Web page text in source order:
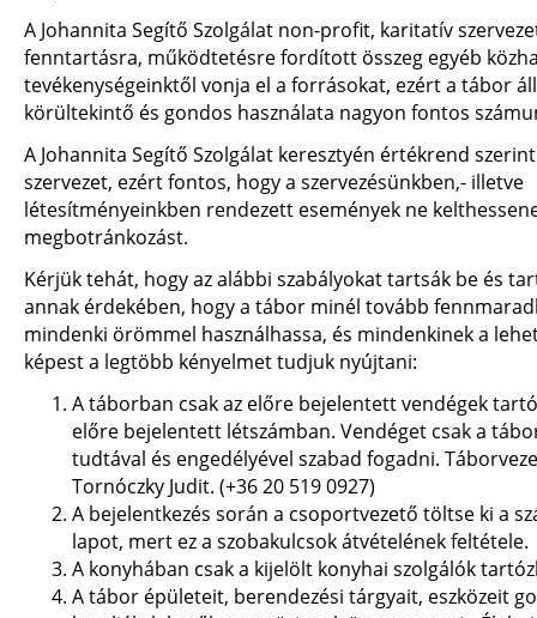
A Johannita Segítő Szolgálat non-profit, karitatív
fenntartásra, működtetésre fordított összeg egyéb
tevékenységeinktől vonja el a forrásokat, ezért a tábor
körültekintő és gondos használata nagyon fontos
A Johannita Segítő Szolgálat keresztyén értékrend
szervezet, ezért fontos, hogy a szervezésünkben,- illetve
létesítményeinkben rendezett események ne
megbotránkozást.
Kérjük tehát, hogy az alábbi szabályokat tartsák be és
annak érdekében, hogy a tábor minél tovább
mindenki örömmel használhassa, és mindenkinek a
képest a legtöbb kényelmet tudjuk nyújtani:
A táborban csak az előre bejelentett vendégek
előre bejelentett létszámban. Vendéget csak a
tudtával és engedélyével szabad fogadni.
Tornóczky Judit. (+36 20 519 0927)
A bejelentkezés során a csoportvezető töltse ki a
lapot, mert ez a szobakulcsok átvételének feltétele.
A konyhában csak a kijelölt konyhai szolgálók
A tábor épületeit, berendezési tárgyait, eszközeit